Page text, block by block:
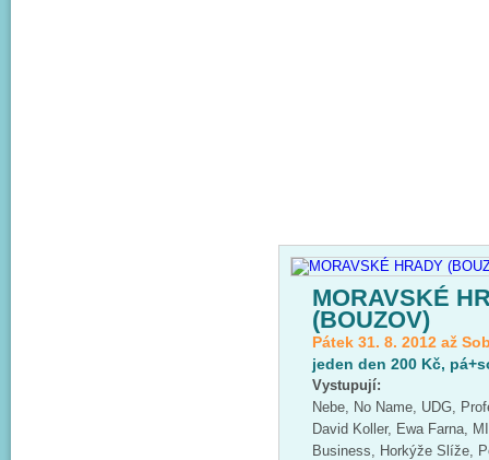
MORAVSKÉ
(BOUZOV)
Pátek 31. 8. 2012 až
jeden den 200 Kč,
Vystupují:
Nebe, No Name, UDG,
David Koller, Ewa Farna,
Business, Horkýže Slíže,